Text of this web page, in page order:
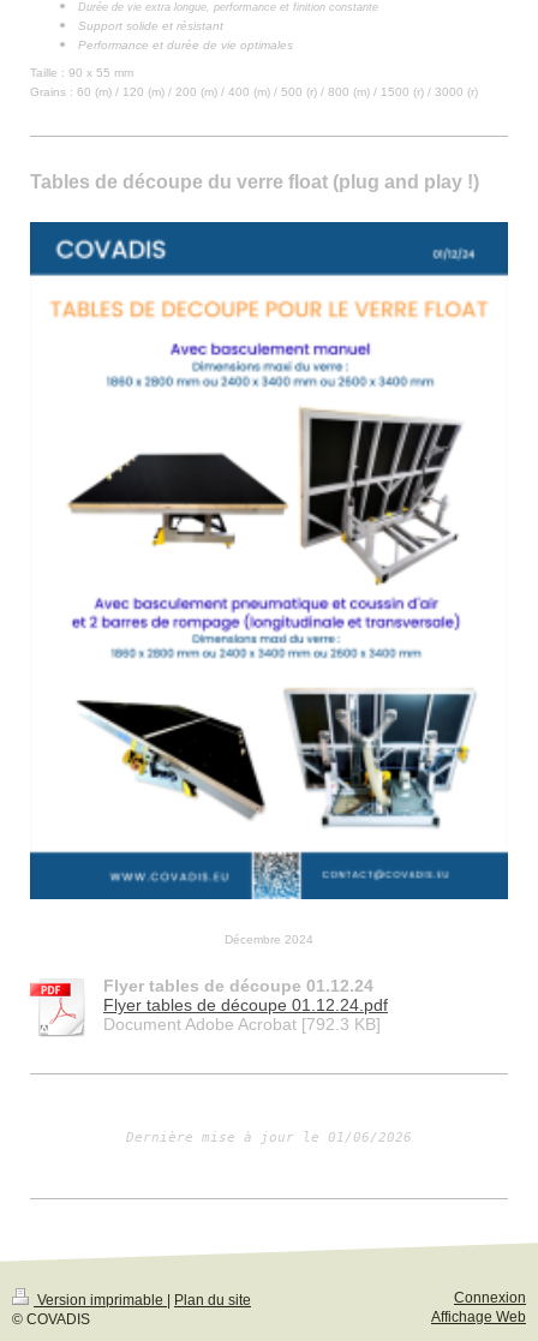
Durée de vie extra longue, performance et finition constante
Support solide et résistant
Performance et durée de vie optimales
Taille : 90 x 55 mm
Grains : 60 (m) / 120 (m) / 200 (m) / 400 (m) / 500 (r) / 800 (m) / 1500 (r) / 3000 (r)
Tables de découpe du verre float (plug and play !)
Décembre 2024
Flyer tables de découpe 01.12.24
Flyer tables de découpe 01.12.24.pdf
Document Adobe Acrobat [792.3 KB]
Dernière mise à jour le 01/06/2026
Version imprimable | Plan du site
© COVADIS
Connexion
Affichage Web